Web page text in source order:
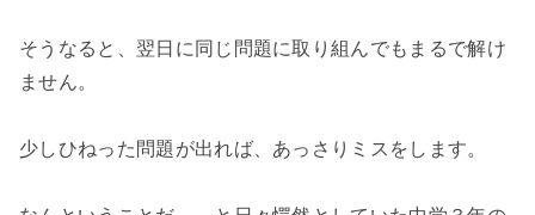
そうなると、翌日に同じ問題に取り組んでもまるで解け
ません。
少しひねった問題が出れば、あっさりミスをします。